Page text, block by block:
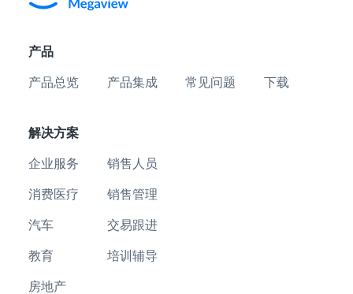
产品
产品总览 产品集成 常见问题 下载
解决方案
企业服务
消费医疗
汽车
教育
房地产
销售人员
销售管理
交易跟进
培训辅导